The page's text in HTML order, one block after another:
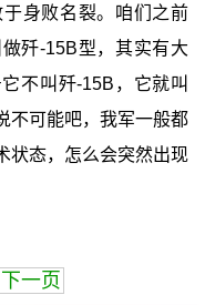
身败名裂。咱们之前
歼-15B型，其实有大
不叫歼-15B，它就叫
不可能吧，我军一般都
状态，怎么会突然出现
下一页